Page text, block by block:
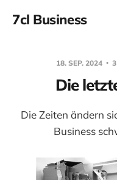
7cl Business
18. SEP. 2024
Die
Die Zeiten ändern
Business